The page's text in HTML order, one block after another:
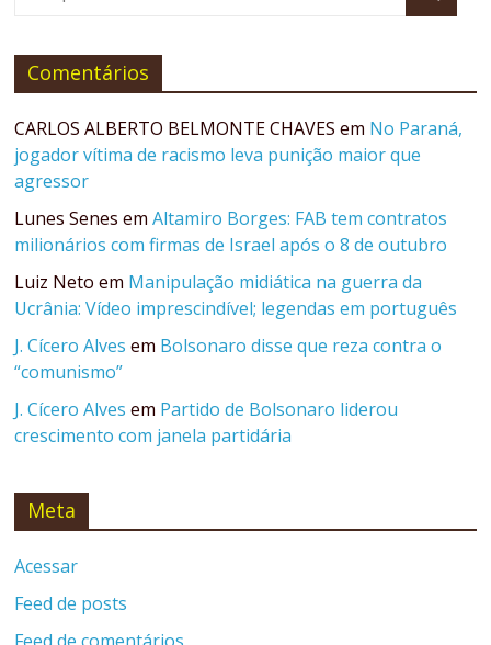
Comentários
CARLOS ALBERTO BELMONTE CHAVES em No Paraná,
jogador vítima de racismo leva punição maior que
agressor
Lunes Senes emAltamiro Borges: FAB tem contratos
milionários com firmas de Israel após o 8 de outubro
Luiz Neto em Manipulação midiática na guerra da
Ucrânia: Vídeo imprescindível; legendas em português
J. Cícero Alves em Bolsonaro disse que reza contra o
“comunismo”
J. Cícero Alves em Partido de Bolsonaro liderou
crescimento com janela partidária
Meta
Acessar
Feed de posts